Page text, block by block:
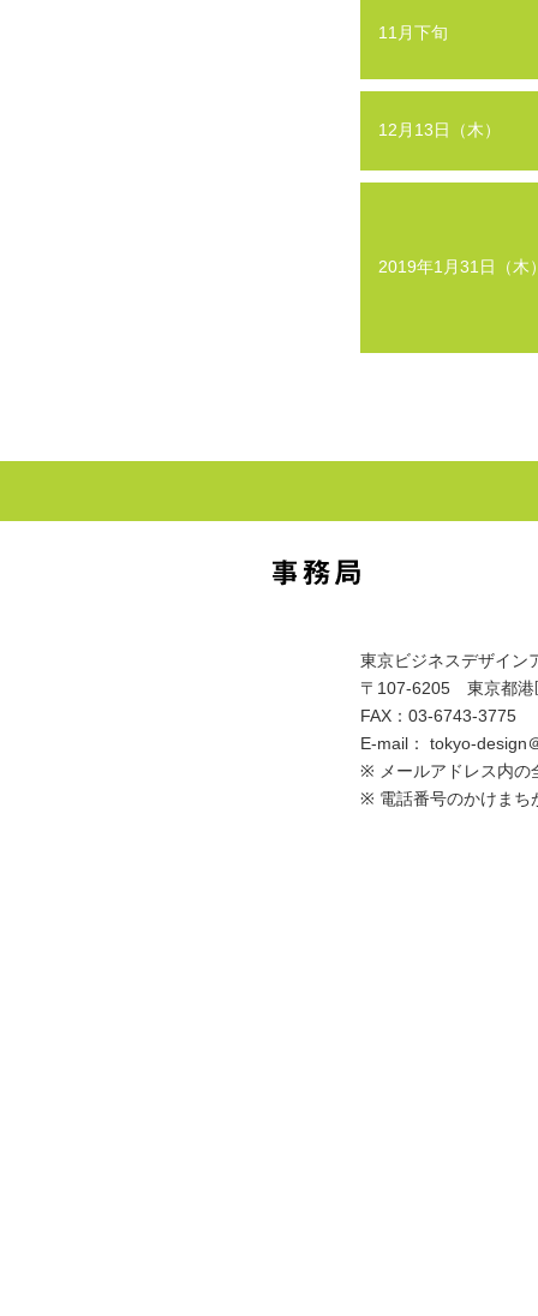
11月下旬
12月13日（木）
2019年1月31日（木
東京ビジネスデザイン
〒107-6205 東京都港
FAX：03-6743-3775
E-mail： tokyo-design
※ メールアドレス内の
※ 電話番号のかけまち